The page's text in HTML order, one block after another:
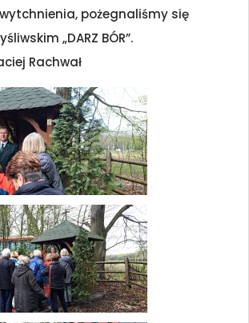
pożegnaliśmy się
„DARZ BÓR”.
Rachwał